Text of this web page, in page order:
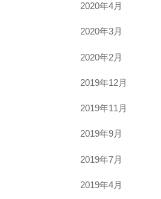
2020年4月
2020年3月
2020年2月
2019年12月
2019年11月
2019年9月
2019年7月
2019年4月